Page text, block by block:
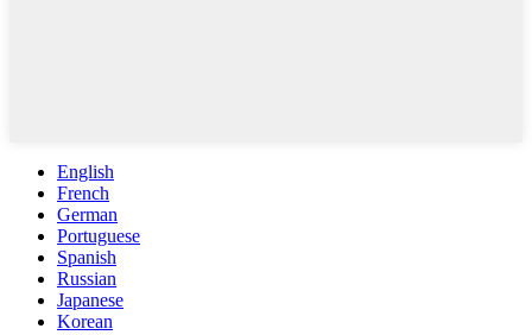
English
French
German
Portuguese
Spanish
Russian
Japanese
Korean